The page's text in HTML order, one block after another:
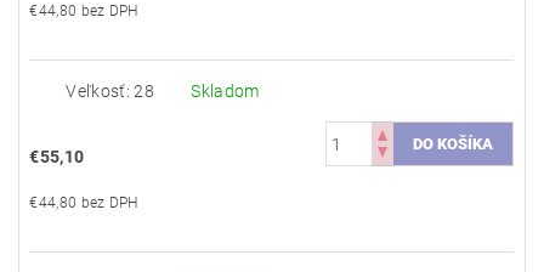
€44,80 bez DPH
Veľkosť: 28 Skladom
€55,10
€44,80 bez DPH